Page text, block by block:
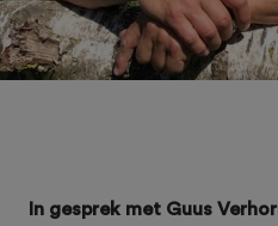
In gesprek met Guus